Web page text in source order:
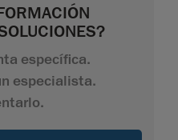
específica.
especialista.